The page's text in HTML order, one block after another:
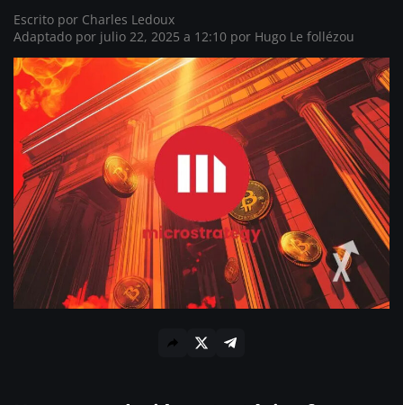
Escrito por Charles Ledoux
Adaptado por julio 22, 2025 a 12:10 por Hugo Le follézou